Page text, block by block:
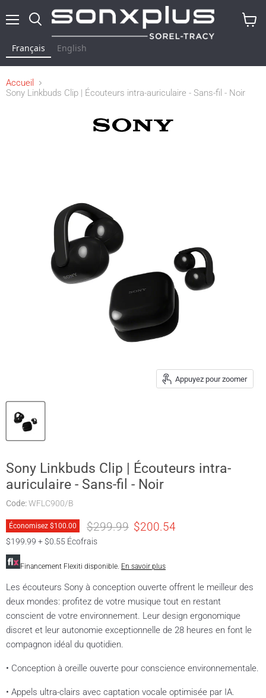
Français English
Accueil
Sony Linkbuds Clip | Écouteurs intra-auriculaire - Sans-fil - Noir
Appuyez pour zoomer
Sony Linkbuds Clip | Écouteurs intra-
auriculaire - Sans-fil - Noir
Code:WFLC900/B
Économisez $100.00 Prix original
$299.99 Prix actuel
$200.54
$199.99 + $0.55 Écofrais
Financement Flexiti disponible. En savoir plus
Les écouteurs Sony à conception ouverte offrent le meilleur des
deux mondes: profitez de votre musique tout en restant
conscient de votre environnement. Leur design ergonomique
discret et leur autonomie exceptionnelle de 28 heures en font le
compagnon idéal du quotidien.
• Conception à oreille ouverte pour conscience environnementale.
• Appels ultra-clairs avec captation vocale optimisée par IA.